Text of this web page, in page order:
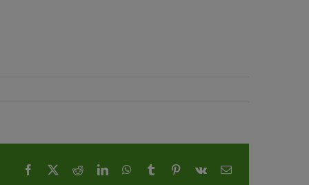
Facebook RedditLinkedInWhatsApp
Tumblr Pinterest
Vk
E-